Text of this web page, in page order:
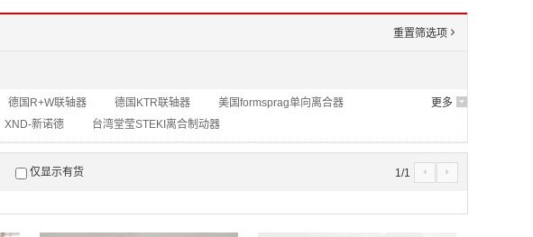
重置筛选项 '
更多 6
德国R+W联轴器 德国KTR联轴器
美国formsprag单向离合器
XND-新诺德 台湾堂莹STEKI离合制动器
仅显示有货 1/1 4 5